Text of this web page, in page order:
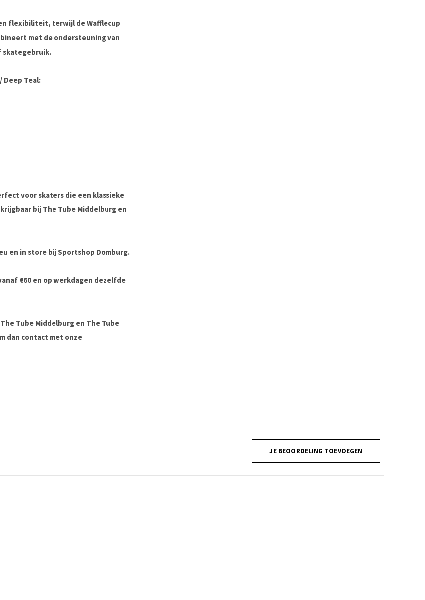
flexibiliteit, terwijl deWafflecup
met de ondersteuning van
skategebruik.
Deep Teal:
voor skaters die een klassieke
bij The Tube Middelburg en
en in store bij Sportshop Domburg.
€60 en op werkdagen dezelfde
Tube Middelburg en The Tube
dan contact met onze
JE BEOORDELING TOEVOEGEN